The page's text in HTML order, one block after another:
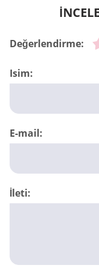
Değerlendirme:
Isim:
E-mail:
İleti: